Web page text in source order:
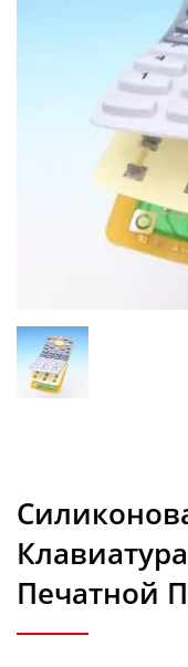
Печатной